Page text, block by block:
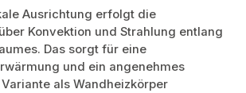
Ausrichtung erfolgt die
Konvektion und Strahlung entlang
Das sorgt für eine
und ein angenehmes
als Wandheizkörper